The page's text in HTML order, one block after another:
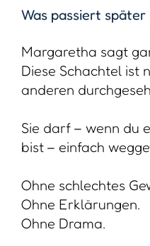
Sie ist ein
Angehörigen.
Fragst du dich jetzt,
Ob die anderen
Dann frage ich dich,
denkst, was nach